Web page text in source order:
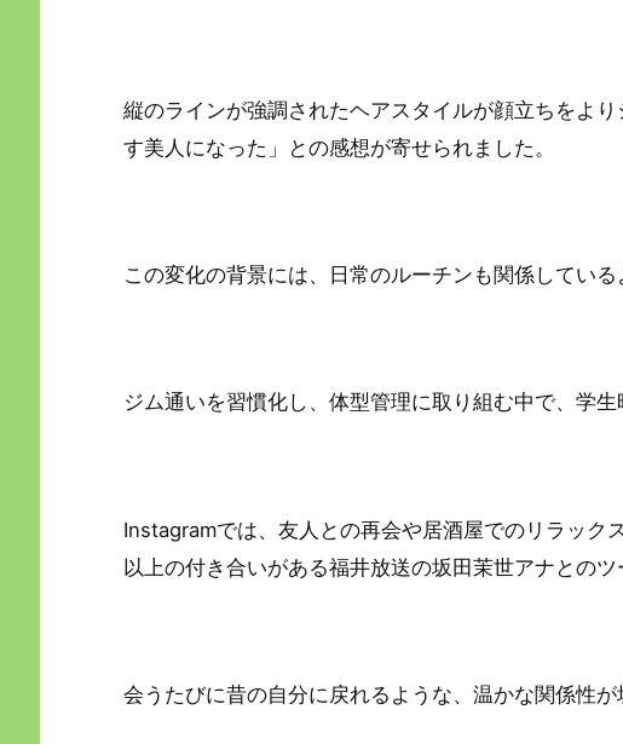
縦のラインが強調されたヘアスタイルが顔立ちをよ
す美人になった」との感想が寄せられました。
この変化の背景には、日常のルーチンも関係している
ジム通いを習慣化し、体型管理に取り組む中で、学
Instagramでは、友人との再会や居酒屋でのリラック
以上の付き合いがある福井放送の坂田茉世アナとのツ
会うたびに昔の自分に戻れるような、温かな関係性が